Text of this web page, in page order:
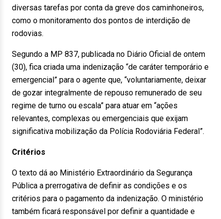
diversas tarefas por conta da greve dos caminhoneiros,
como o monitoramento dos pontos de interdição de
rodovias.
Segundo a MP 837, publicada no Diário Oficial de ontem
(30), fica criada uma indenização “de caráter temporário e
emergencial” para o agente que, “voluntariamente, deixar
de gozar integralmente de repouso remunerado de seu
regime de turno ou escala” para atuar em “ações
relevantes, complexas ou emergenciais que exijam
significativa mobilização da Polícia Rodoviária Federal”.
Critérios
O texto dá ao Ministério Extraordinário da Segurança
Pública a prerrogativa de definir as condições e os
critérios para o pagamento da indenização. O ministério
também ficará responsável por definir a quantidade e